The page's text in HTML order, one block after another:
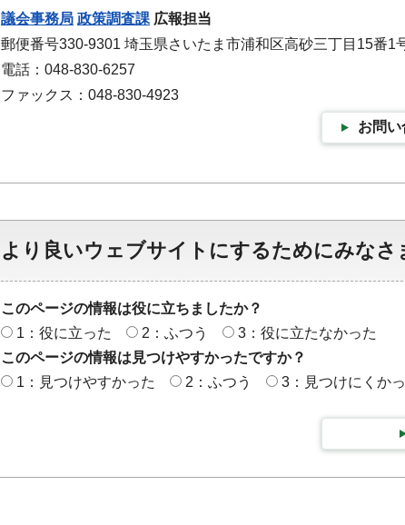
議会事務局 政策調査課 広報担当
郵便番号330-9301 埼玉県さいたま市浦和区高砂三丁目15番1
電話：048-830-6257
ファックス：048-830-4923
お問
より良いウェブサイトにするためにみな
このページの情報は役に立ちましたか？
1：役に立った
2：ふつう
3：役に立たなかった
このページの情報は見つけやすかったですか？
1：見つけやすかった
2：ふつう 3：見つけにくか